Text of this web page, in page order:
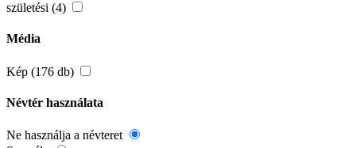
születési (4)
Média
Kép (176 db)
Névtér használata
Ne használja a névteret